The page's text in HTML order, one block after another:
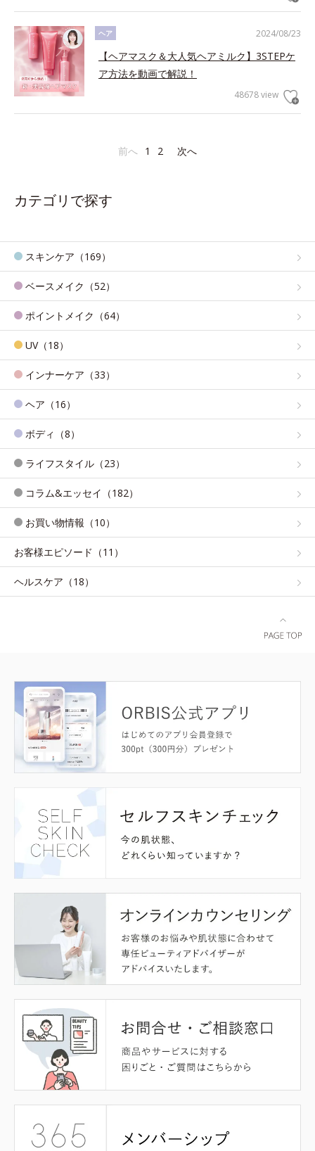
2024/08/23
ヘア
【ヘアマスク＆大人気ヘアミルク】3STEPケ
ア方法を動画で解説！
48678 view
前へ 1 2 次へ
カテゴリで探す
スキンケア（169）
ベースメイク（52）
ポイントメイク（64）
UV（18）
インナーケア（33）
ヘア（16）
ボディ（8）
ライフスタイル（23）
コラム&エッセイ（182）
お買い物情報（10）
お客様エピソード（11）
ヘルスケア（18）